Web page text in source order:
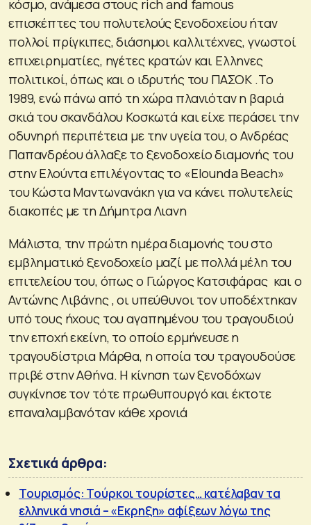
κόσμο, ανάμεσα στους rich and famous
επισκέπτες του πολυτελούς ξενοδοχείου ήταν
πολλοί πρίγκιπες, διάσημοι καλλιτέχνες, γνωστοί
επιχειρηματίες, ηγέτες κρατών και Ελληνες
πολιτικοί, όπως και ο ιδρυτής του ΠΑΣΟΚ .Το
1989, ενώ πάνω από τη χώρα πλανιόταν η βαριά
σκιά του σκανδάλου Κοσκωτά και είχε περάσει την
οδυνηρή περιπέτεια με την υγεία του, ο Ανδρέας
Παπανδρέου άλλαξε το ξενοδοχείο διαμονής του
στην Ελούντα επιλέγοντας το «Elounda Beach»
του Κώστα Μαντωνανάκη για να κάνει πολυτελείς
διακοπές με τη Δήμητρα Λιανη
Μάλιστα, την πρώτη ημέρα διαμονής του στο
εμβληματικό ξενοδοχείο μαζί με πολλά μέλη του
επιτελείου του, όπως ο Γιώργος Κατσιφάρας και ο
Αντώνης Λιβάνης , οι υπεύθυνοι τον υποδέχτηκαν
υπό τους ήχους του αγαπημένου του τραγουδιού
την εποχή εκείνη, το οποίο ερμήνευσε η
τραγουδίστρια Μάρθα, η οποία του τραγουδούσε
πριβέ στην Αθήνα. Η κίνηση των ξενοδόχων
συγκίνησε τον τότε πρωθυπουργό και έκτοτε
επαναλαμβανόταν κάθε χρονιά
Σχετικά άρθρα:
Τουρισμός: Τούρκοι τουρίστες… κατέλαβαν τα
ελληνικά νησιά – «Εκρηξη» αφίξεων λόγω της